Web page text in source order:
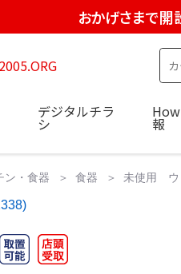
おかげさまで開
デジタルチラ
シ 報
ン・食器 食器 未使用 ウ